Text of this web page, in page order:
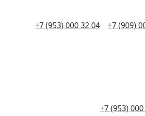
+7 (953) 000 32 04 +7 (909)
+7 (953)